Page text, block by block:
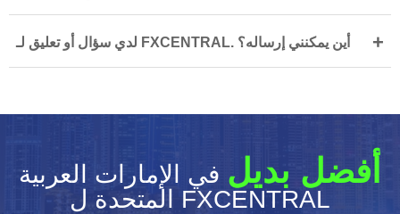
لدي سؤال أو تعليق لـ FXCENTRAL. أين يمكنني إرساله؟ +
أفضل بديل في الإمارات العربية
المتحدة ل FXCENTRAL